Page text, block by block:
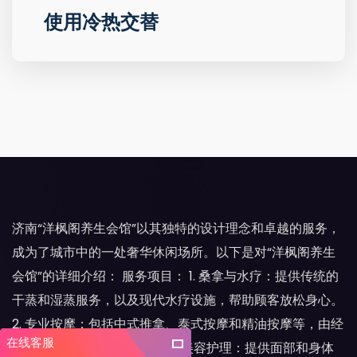
在线客服
使用冷热交替
济南“洋枫阁养生会馆”以其独特的设计理念和卓越的服务，
成为了城市中的一处奢华休闲场所。以下是对“洋枫阁养生
会馆”的详细介绍： 服务项目： 1. 桑拿与水疗：提供传统的
干蒸和湿蒸服务，以及现代水疗设施，帮助顾客放松身心。
2. 专业按摩：包括中式推拿、泰式按摩和精油按摩等，由经
验丰富的按摩师提供服务。 3. 美容护理：提供面部和身体